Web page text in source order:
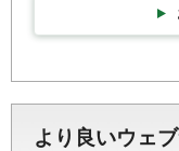
より良いウェ